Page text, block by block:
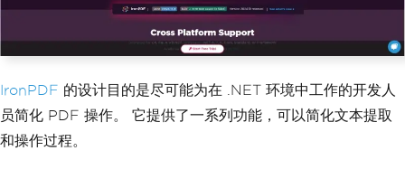
IronPDF 的设计目的是尽可能为在 .NET 环境中工作的开发人
员简化 PDF 操作。 它提供了一系列功能，可以简化文本提取
和操作过程。